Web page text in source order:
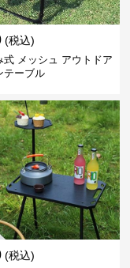
(税込)
式 メッシュ アウトドア
テーブル
(税込)